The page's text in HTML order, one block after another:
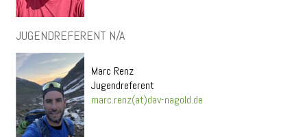
JUGENDREFERENT N/A
Marc Renz
Jugendreferent
marc.renz(at)dav-nagold.de